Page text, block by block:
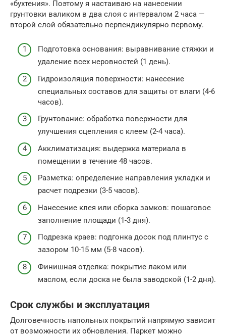
«бухтения». Поэтому я настаиваю на нанесении
грунтовки валиком в два слоя с интервалом 2 часа —
второй слой обязательно перпендикулярно первому.
Подготовка основания: выравнивание стяжки и
удаление всех неровностей (1 день).
Гидроизоляция поверхности: нанесение
специальных составов для защиты от влаги (4-6
часов).
Грунтование: обработка поверхности для
улучшения сцепления с клеем (2-4 часа).
Акклиматизация: выдержка материала в
помещении в течение 48 часов.
Разметка: определение направления укладки и
расчет подрезки (3-5 часов).
Нанесение клея или сборка замков: пошаговое
заполнение площади (1-3 дня).
Подрезка краев: подгонка досок под плинтус с
зазором 10-15 мм (5-8 часов).
Финишная отделка: покрытие лаком или
маслом, если доска не была заводской (1-2 дня).
Срок службы и эксплуатация
Долговечность напольных покрытий напрямую зависит
от возможности их обновления. Паркет можно